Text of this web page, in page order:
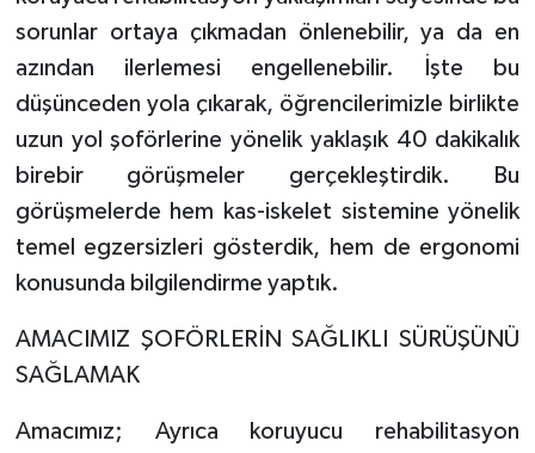
sorunlar ortaya çıkmadan önlenebilir, ya da en
azından ilerlemesi engellenebilir. İşte bu
düşünceden yola çıkarak, öğrencilerimizle birlikte
uzun yol şoförlerine yönelik yaklaşık 40 dakikalık
birebir görüşmeler gerçekleştirdik. Bu
görüşmelerde hem kas-iskelet sistemine yönelik
temel egzersizleri gösterdik, hem de ergonomi
konusunda bilgilendirme yaptık.
AMACIMIZ ŞOFÖRLERİN SAĞLIKLI SÜRÜŞÜNÜ
SAĞLAMAK
Amacımız; Ayrıca koruyucu rehabilitasyon